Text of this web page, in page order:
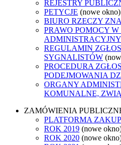
REJESTRY
PETYCJE (nowe okno)
BIURO RZECZY
PRAWO POMOCY
REGULAMIN
SYGNALISTÓW
PROCEDURA
PODEJMOWANIA
ORGANY
KOMUNALNE,
ZAMÓWIENIA
PLATFORMA
ROK 2019 (nowe
ROK 2020 (nowe